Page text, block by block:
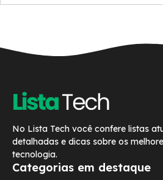
No Lista Tech você confere listas
detalhadas e dicas sobre os
tecnologia.
Categorias em destaque